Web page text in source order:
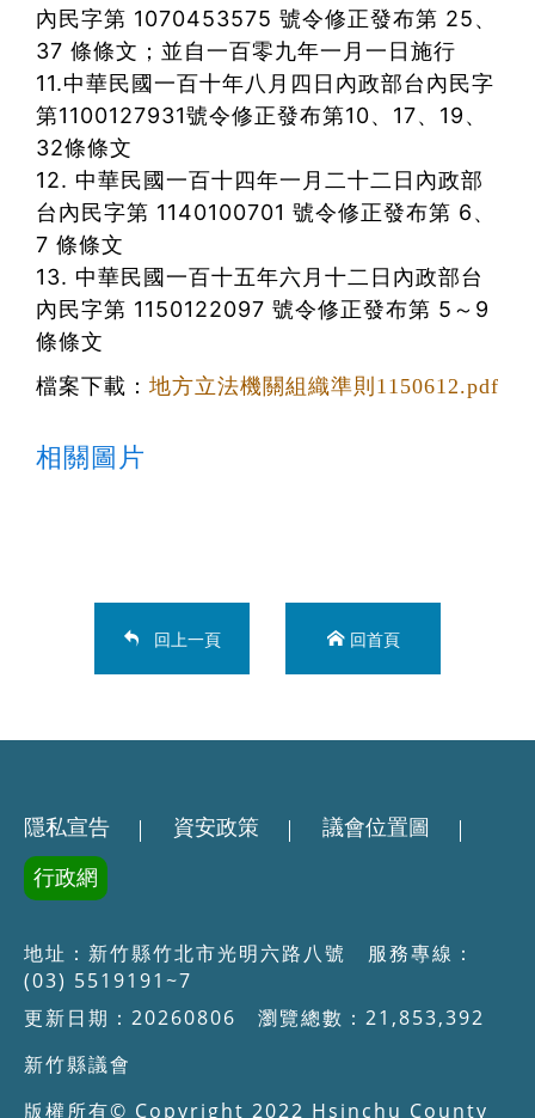
內民字第 1070453575 號令修正發布第 25、
37 條條文；並自一百零九年一月一日施行
11.中華民國一百十年八月四日內政部台內民字
第1100127931號令修正發布第10、17、19、
32條條文
12. 中華民國一百十四年一月二十二日內政部
台內民字第 1140100701 號令修正發布第 6、
7 條條文
13. 中華民國一百十五年六月十二日內政部台
內民字第 1150122097 號令修正發布第 5～9
條條文
檔案下載： 地方立法機關組織準則1150612.pdf
相關圖片
回上一頁 回首頁
隱私宣告 資安政策 議會位置圖
行政網
地址：新竹縣竹北市光明六路八號 服務專線：
(03) 5519191~7
更新日期：20260806 瀏覽總數：21,853,392
新竹縣議會
版權所有© Copyright 2022 Hsinchu County